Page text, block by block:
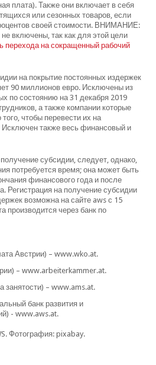
плата). Также они включает в себя
или сезонных товаров, если
своей стоимости. ВНИМАНИЕ:
включены, так как для этой цели
перехода на сокращенный рабочий
на покрытие постоянных издержек
90 миллионов евро. Исключены из
по состоянию на 31 декабря 2019
а также компании которые
чтобы перевести их на
также весь финансовый и
субсидии, следует, однако,
потребуется время; она может быть
финансового года и после
Регистрация на получение субсидии
возможна на сайте aws с 15
производится через банк по
Австрии) – www.wko.at.
– www.arbeiterkammer.at.
занятости) – www.ams.at.
банк развития и
- www.aws.at.
Фотография: pixabay.